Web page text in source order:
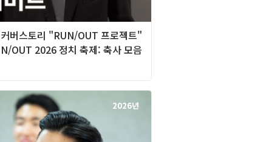
버스토리 "RUN/OUT 프로젝트"
OUT 2026 정치 축제: 축사 모음
2026년